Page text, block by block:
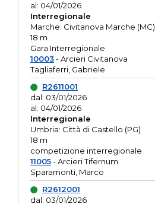
al: 04/01/2026
Interregionale
Marche: Civitanova Marche (MC)
18 m
Gara Interregionale
10003- Arcieri Civitanova
Tagliaferri, Gabriele
R2611001
dal: 03/01/2026
al: 04/01/2026
Interregionale
Umbria: Città di Castello (PG)
18 m
competizione interregionale
11005- Arcieri Tifernum
Sparamonti, Marco
R2612001
dal: 03/01/2026